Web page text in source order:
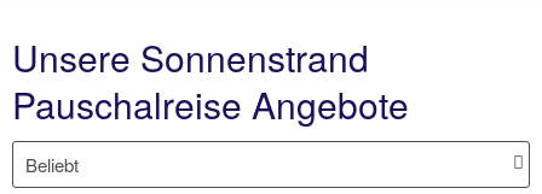
Unsere Sonnenstrand
Pauschalreise Angebote